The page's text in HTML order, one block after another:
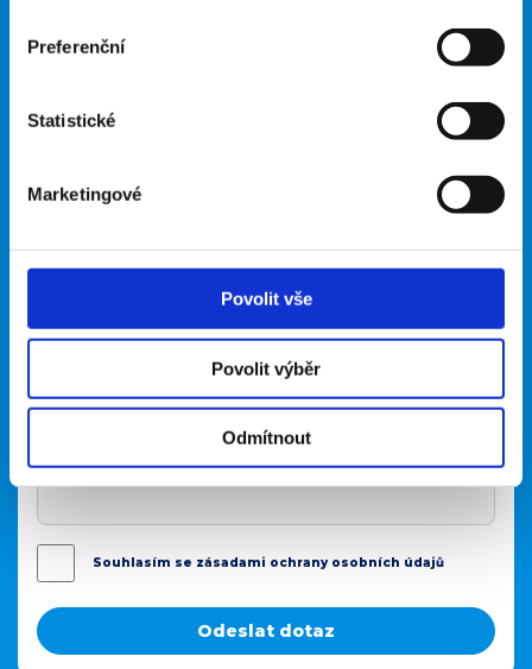
Preferenční
Statistické
Marketingové
Povolit vše
Povolit výběr
Odmítnout
E-mail
Souhlasím se zásadami ochrany osobních údajů